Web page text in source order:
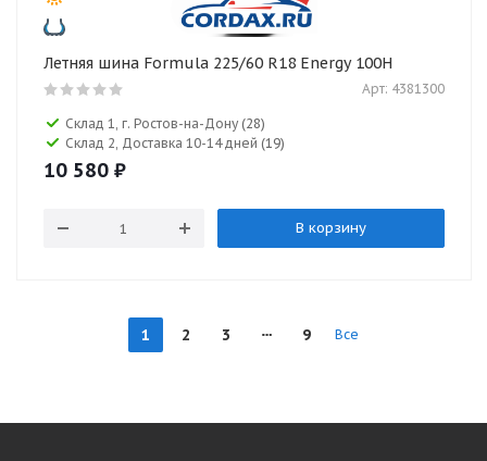
Летняя шина Formula 225/60 R18 Energy 100H
Арт: 4381300
Склад 1, г. Ростов-на-Дону (28)
Склад 2, Доставка 10-14 дней (19)
10 580 ₽
В корзину
1 2 3 9 Все